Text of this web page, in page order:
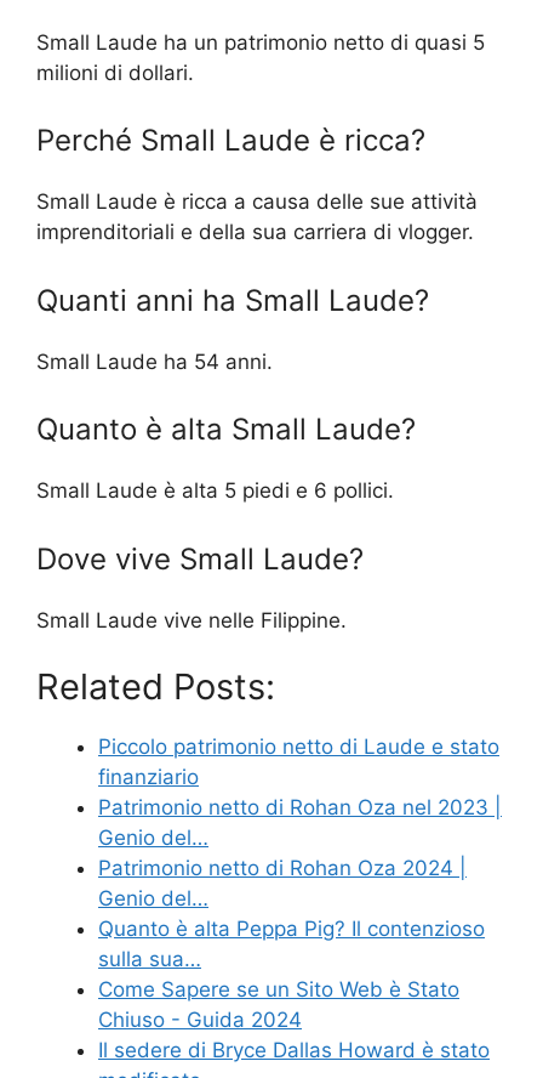
Small Laude ha un patrimonio netto di quasi 5
milioni di dollari.
Perché Small Laude è ricca?
Small Laude è ricca a causa delle sue attività
imprenditoriali e della sua carriera di vlogger.
Quanti anni ha Small Laude?
Small Laude ha 54 anni.
Quanto è alta Small Laude?
Small Laude è alta 5 piedi e 6 pollici.
Dove vive Small Laude?
Small Laude vive nelle Filippine.
Related Posts:
Piccolo patrimonio netto di Laude e stato
finanziario
Patrimonio netto di Rohan Oza nel 2023 |
Genio del…
Patrimonio netto di Rohan Oza 2024 |
Genio del…
Quanto è alta Peppa Pig? Il contenzioso
sulla sua…
Come Sapere se un Sito Web è Stato
Chiuso - Guida 2024
Il sedere di Bryce Dallas Howard è stato